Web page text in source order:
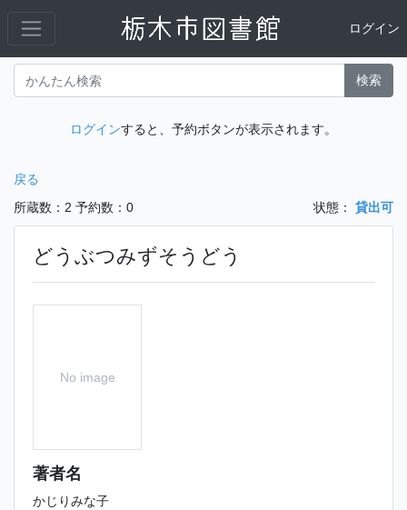
ログイン
検索
ログインすると、予約ボタンが表示されます。
戻る
所蔵数：2 予約数：0 状態： 貸出可
どうぶつみずそうどう
No image
著者名
かじりみな子